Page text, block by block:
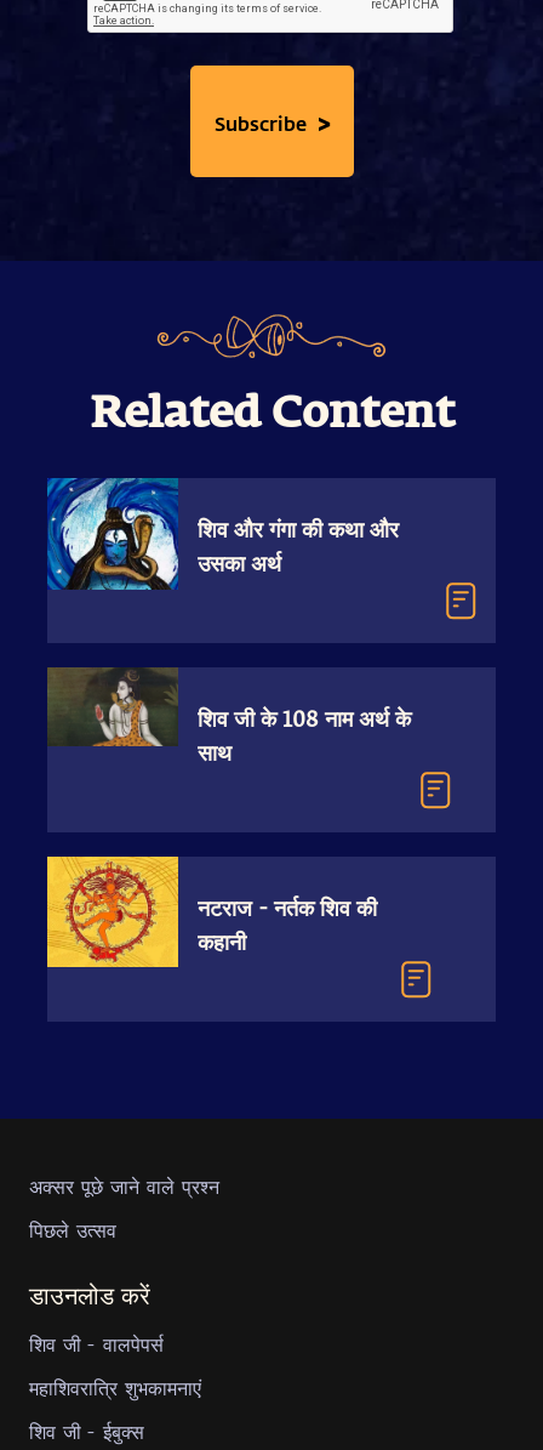
Subscribe >
Related Content
शिव और गंगा की कथा और
उसका अर्थ
शिव जी के 108 नाम अर्थ के
साथ
नटराज - नर्तक शिव की
कहानी
अक्सर पूछे जाने वाले प्रश्न
पिछले उत्सव
डाउनलोड करें
शिव जी - वालपेपर्स
महाशिवरात्रि शुभकामनाएं
शिव जी - ईबुक्स